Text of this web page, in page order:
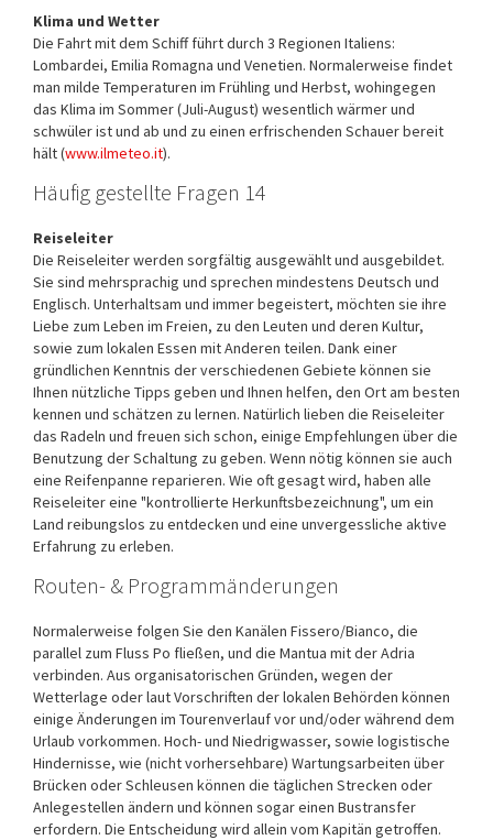
Klima und Wetter
Die Fahrt mit dem Schiff führt durch 3 Regionen Italiens:
Lombardei, Emilia Romagna und Venetien. Normalerweise findet
man milde Temperaturen im Frühling und Herbst, wohingegen
das Klima im Sommer (Juli-August) wesentlich wärmer und
schwüler ist und ab und zu einen erfrischenden Schauer bereit
hält (www.ilmeteo.it).
Häufig gestellte Fragen 14
Reiseleiter
Die Reiseleiter werden sorgfältig ausgewählt und ausgebildet.
Sie sind mehrsprachig und sprechen mindestens Deutsch und
Englisch. Unterhaltsam und immer begeistert, möchten sie ihre
Liebe zum Leben im Freien, zu den Leuten und deren Kultur,
sowie zum lokalen Essen mit Anderen teilen. Dank einer
gründlichen Kenntnis der verschiedenen Gebiete können sie
Ihnen nützliche Tipps geben und Ihnen helfen, den Ort am besten
kennen und schätzen zu lernen. Natürlich lieben die Reiseleiter
das Radeln und freuen sich schon, einige Empfehlungen über die
Benutzung der Schaltung zu geben. Wenn nötig können sie auch
eine Reifenpanne reparieren. Wie oft gesagt wird, haben alle
Reiseleiter eine "kontrollierte Herkunftsbezeichnung", um ein
Land reibungslos zu entdecken und eine unvergessliche aktive
Erfahrung zu erleben.
Routen- & Programmänderungen
Normalerweise folgen Sie den Kanälen Fissero/Bianco, die
parallel zum Fluss Po fließen, und die Mantua mit der Adria
verbinden. Aus organisatorischen Gründen, wegen der
Wetterlage oder laut Vorschriften der lokalen Behörden können
einige Änderungen im Tourenverlauf vor und/oder während dem
Urlaub vorkommen. Hoch- und Niedrigwasser, sowie logistische
Hindernisse, wie (nicht vorhersehbare) Wartungsarbeiten über
Brücken oder Schleusen können die täglichen Strecken oder
Anlegestellen ändern und können sogar einen Bustransfer
erfordern. Die Entscheidung wird allein vom Kapitän getroffen.